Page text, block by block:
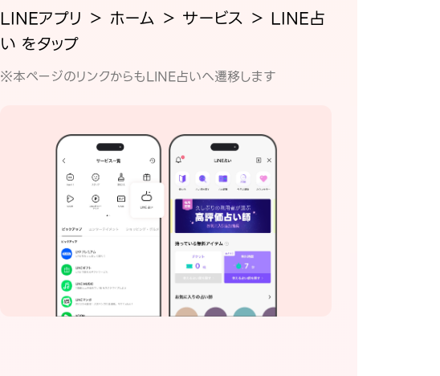
LINEアプリ ＞ ホーム ＞ サービス ＞ LINE占
い をタップ
※本ページのリンクからもLINE占いへ遷移します